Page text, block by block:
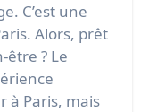
C’est une
Alors, prêt
? Le
à Paris, mais